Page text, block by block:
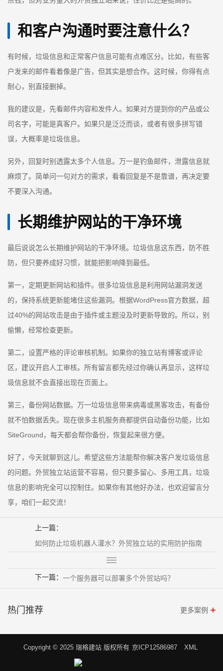
和客户沟通时要注意什么？
有时候，垃圾信息和正常客户信息可能有点难区分。比如，有些客
户发来的邮件看着像是广告，但其实是想合作。这时候，你得有点
耐心，别直接删掉。
我的建议是，先看邮件内容和发件人。如果对方提到你的产品或公
司名字，可能是真客户。如果只是泛泛而谈，或者有很多拼写错
误，大概率是垃圾信息。
另外，回复时别透露太多个人信息。万一是钓鱼邮件，泄露信息就
麻烦了。简单问一句对方的需求，看看回复是不是靠谱，再决定要
不要深入沟通。
长期维护网站的干净环境
最后说说怎么长期维护网站的干净环境。垃圾信息这东西，防不胜
防，但只要养成好习惯，就能把影响降到最低。
第一，定期更新网站和插件。很多垃圾信息是利用网站漏洞发送
的，保持系统更新能堵住这些漏洞。根据WordPress官方数据，超
过40%的网站攻击是由于插件或主题没及时更新导致的。所以，别
偷懒，经常检查更新。
第二，设置严格的评论审核机制。如果你的独立站有博客或评论
区，建议开启人工审核。所有留言都先经过你确认再显示，这样垃
圾信息就不会直接出现在页面上。
第三，备份网站数据。万一垃圾信息带来病毒或黑客攻击，有备份
就不怕数据丢失。现在很多主机服务商都提供自动备份功能，比如
SiteGround，每天都会帮你备份，恢复起来很方便。
好了，今天就聊到这儿。希望这些方法能帮你解决客户发垃圾信息
的问题。外贸独立站运营不容易，但只要多留心、多用工具，垃圾
信息的影响完全可以控制住。如果你有其他好办法，也欢迎留言分
享，咱们一起交流！
上一篇：
如何防止垃圾机器人灌水？外贸独立站的实用防护指南
下一篇： 一个服务器可以部署多个外贸站吗？
热门推荐 更多案例
Copyright © 2025 瑞格建站 版权所有 京ICP12586987 XML